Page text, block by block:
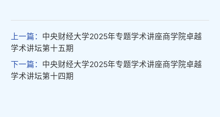
上一篇： 中央财经大学2025年专题学术讲座商学院卓越
学术讲坛第十五期
下一篇： 中央财经大学2025年专题学术讲座商学院卓越
学术讲坛第十四期